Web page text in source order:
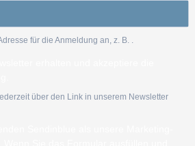
für die Anmeldung an, z. B.
über den Link in unserem Newsletter